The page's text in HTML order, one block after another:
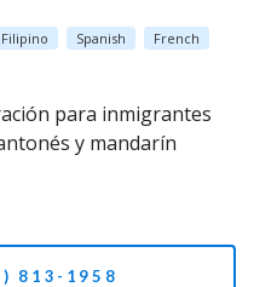
Filipino Spanish
French
para inmigrantes
y mandarín
813-1958